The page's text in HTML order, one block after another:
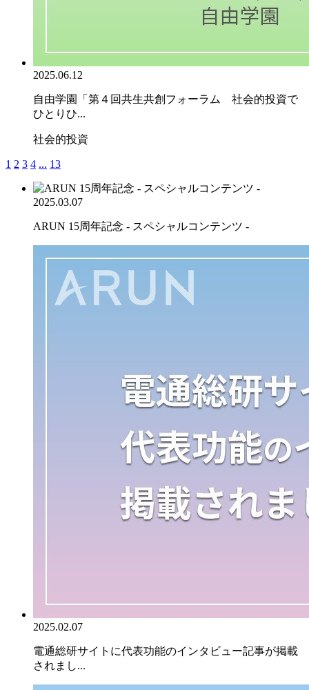
2025.06.12
自由学園「第４回共生共創フォーラム 社会的投資で
ひとりひ...
社会的投資
1 2 3 4 ... 13
2025.03.07
ARUN 15周年記念 - スペシャルコンテンツ -
2025.02.07
電通総研サイトに代表功能のインタビュー記事が掲載
されまし...